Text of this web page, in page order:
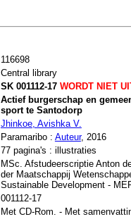
116698
Central library
SK 001112-17WORDT NIET
Actief burgerschap en
sport te Santodorp
Jhinkoe, Avishka V.
Paramaribo : Auteur, 2016
77 pagina's : illustraties
MSc. Afstudeerscriptie Anton
der Maatschappij
Sustainable Development -
001112-17
Met CD-Rom. - Met